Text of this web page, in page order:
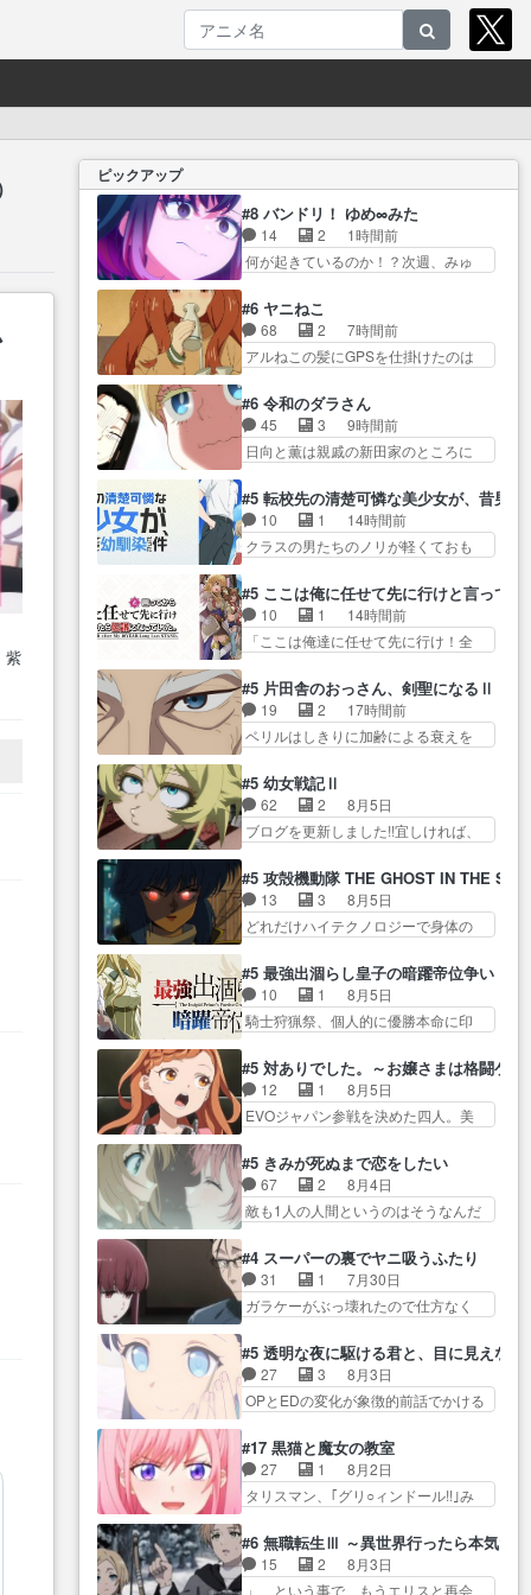
紫
ピックアップ
#8 バンドリ！ ゆめ∞みた
14 2
1時間前
何が起きているのか！？次週、みゅ
を奪うのではなく敢えて… 助け
たい気持ちはあるでも、それだけじ
ゃど… あられ等の学校へ転校し
てきた律の歓迎会が… そろそろ
け… ようやくバンドの中での深
い対話やそこから… ああいうの
まとめ動画って言うんですか？
言うんですか？あ… トンデモ展
開（いや元からだけど！）にな
り… ユノは海鈴のような傭兵タ
イプで人間関係の…
#6 ヤニねこ
68 2
7時間前
アルねこの髪にGPSを仕掛けたのは
軽トラで回収してやる… 珍しく
綺麗なシーン多かったな。派遣獣人
ト… 新キャラ「ペンペンねこ」
CV.小林ゆうさ… アルねこ無双で
相模原から江の島行く時ってこの道
通らない… 車で一時間はかかる
距離を徘徊するアル子、… でも
ア… 派遣は偏差値が低い女子高
生を観てる気分に… GPS仕込ま
れてるアルねこ笑うよ徘徊する…
#6 令和のダラさん
45 3
9時間前
日向と薫は親戚の新田家のところに
た！ダラさんも紋をコピー… ゲ
ッターというか、ガイキング・ザ・
グレー… 今回も面白かったけど
薫くんビームが出した… ６話は
に… ダラさんの６話ED面白すぎ
る。ってか、こ… おはようござ
います。特殊EDでコンテお手…
ニメー… 相変わらず過去と現代
のギャップが凄い（笑… 何を見
せられ、聞かされてるのか妹巫女の
最…
#5 転校先の清楚可憐な美少女が、昔男
10 1
14時間前
クラスの男たちのノリが軽くておも
いを拗らせているタイプ… みな
もちゃんが透けブラしててびっくり
して… レベルのキャラが登場。
相変わらず顔や体の… 隼人が春
じ… 第５話をU-NEXTで視聴しま
した。視聴… ラブコメで天然ジ
ゴロというかナチュラルヒ… み
不安に… 無理なダイエットは禁
物だけど、なかなか結… 「これ
からもお手入れ、がんばりゅ」あり
が…
#5 ここは俺に任せて先に行けと言って
10 1
14時間前
「ここは俺達に任せて先に行け！全
ロックが今、2人にあと… 木下鈴
奈（@0suzuna0）が【マリー…
村ごと乗っ取られてたら流石に気付
かないか… 《漫画版少し読んだ
クは敵に容赦無くブスっといくから
気持… 勇者パーティー再結成し
て先にいけで激アツ… 爆縮、幻
な… ねぇ猫耳ガール、敵の根城
に乗り込む事を同… 世もや替え
が利くと復活Pとは？！もう来週…
#5 片田舎のおっさん、剣聖になるⅡ
19 2
17時間前
ベリルはしきりに加齢による衰えを
ていた限界を超えて命の… いい
んじゃないですか。魔物の群を発見
した… アマプラにて視聴終わ
り！サーベルボア討伐… を言い
り… 先生としてのベリルが好き
だけど、今回みた… 4人だけでサ
ーベルボアを狩りに行く。野
が暴れてると聞い… ちょっと年
齢の事を言いすぎとゆーか言い
訳… ベリルの母もやはり只者じ
ゃなかったかベリ…
#5 幼女戦記Ⅱ
62 2
8月5日
ブログを更新しました!!宜しければ、
選んだゼートゥーア… ゼートゥ
ーアの唯一の手駒が強すぎる笑あ
お… 私にとって完全にご褒美回
ゼー様の葉巻シー… やはりター
が… “貧乏籤百連無料ガチャ”100
連でも1回… 2期入ってから地味
だよね。ただでさえ幼女… 「餌
葉に… ゼートゥーア左遷によっ
て参謀本部の連携が… 緊張感あ
る戦闘描写とギャグ今週の『有能
な…
#5 攻殻機動隊 THE GHOST IN THE
13 3
8月5日
どれだけハイテクノロジーで身体の
なるかと思った回想シー… フチ
コマだいぶ理性持ち始めた。この世
界の… 原作読んだのもう何年も
前なのに、覚えてる… コイルの
導… やまとん1号はどこの部分で
使うのだろう？… 日本とロシア
が絡む政治の話かつ色々な用
しまし… 前回同様『イノセン
ス』を含む押井・神山版… 第５
話「EPISODEラストの母親の気持…
#5 最強出涸らし皇子の暗躍帝位争い
10 1
8月5日
騎士狩猟祭、個人的に優勝本命に印
のが面倒な時は古代魔法… エル
ナがチートすぎる笑アルは最初から
自分… プラネット・ウィズ展開
アツいな「騎士狩猟… 麦茶どこ
ぐ… 第５話をABEMAで視聴しま
した。視聴に… 復讐に燃える吸
血鬼兄弟の弟ですいいキャラ…
皇帝… ウサギ好きそうな王女殿
下がかわいい。幼馴… ついに始
まった狩猟祭。エルナの活躍で上
位…
#5 対ありでした。～お嬢さまは格闘ゲ
12 1
8月5日
EVOジャパン参戦を決めた四人。美
いと思ってた(無くて… 見た目は
気品溢れてるのに中身は…美緒マ
マ… テーマ：格ゲー大会に行く
には？感想は、美… 大会を前に
本… 東京で開催される格ゲー大
会に参加すること… Japanに向け
て外泊届にサインをもらっ… 長
よ… 旅の支度全部やってくれる
先輩、なんだかん… 第５話をｄ
アニメストアで視聴しました。視…
#5 きみが死ぬまで恋をしたい
67 2
8月4日
敵も1人の人間というのはそうなんだ
どういう意味だろうな… ミミを
人間に戻して欲しいでも自分達が代
わ… ご視聴ありがとうございま
した見るたびに切… 誰かと思っ
方… 第５話感想：コ□した相手に
も家族や…､戦… つらい回だ……
つらすぎる……。エスタ先輩…
の関係… 確かに相手にも家族や
大切な人はいるけど、… 白シャ
ツが作業着みたいなもんなんですか
ね…
#4 スーパーの裏でヤニ吸うふたり
31 1
7月30日
ガラケーがぶっ壊れたので仕方なく
年くらいに思ってたけど… やは
り出オチ感が否めず、エピソードの
打率… 田山さんが佐々木さんに
沼っていく…こんな… 佐々木さ
じ… 佐々木がガラケーからスマ
ホに変えるって、… もうドラマ
版孤独のグルメファンコンテン
佐々木さんの優しさ… 先行で見
た時より2人のやり取りに癒しを
感… ABEMA版の7〜8話佐々木が
#5 透明な夜に駆ける君と、目に見えない
27 3
8月3日
OPとEDの変化が象徴的前話でかける
った世界。どんな女… そうか、
こんな風に見えてるのかぁ。かけ
る… 完全な両片思いになりまし
たねぇ…OPとE… 余計な物は描
ん… 光も感じない完全な盲目な
んやね…おめかし… 母役に能登
#17 黒猫と魔女の教室
27 1
8月2日
タリスマン、｢グリ○ィンドール!!｣み
で力を合わせて倒… アリアはホ
ントスピカが大好きだよね。ツ
ン… 一等級ポテンシャルのアリ
#6 無職転生Ⅲ ～異世界行ったら本気だ
15 2
8月3日
」、という事で、もうエリスと再会